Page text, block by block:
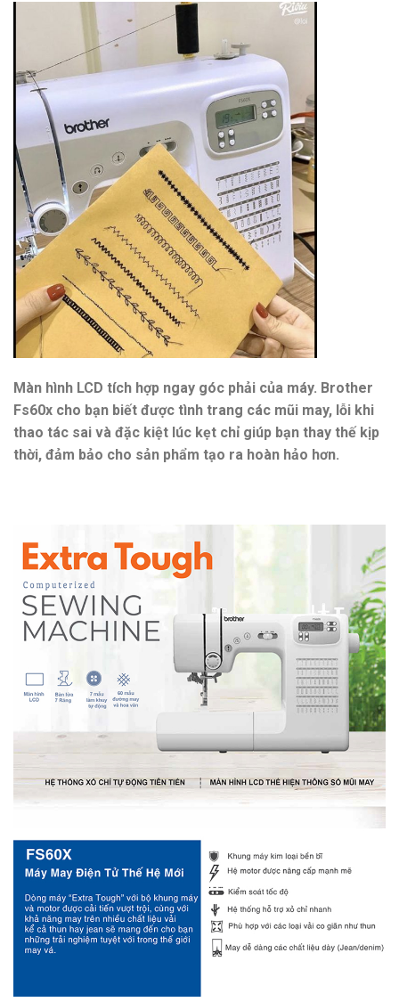
Màn hình LCD tích hợp ngay góc phải của máy. Brother
Fs60x cho bạn biết được tình trang các mũi may, lỗi khi
thao tác sai và đặc kiệt lúc kẹt chỉ giúp bạn thay thế kịp
thời, đảm bảo cho sản phẩm tạo ra hoàn hảo hơn.